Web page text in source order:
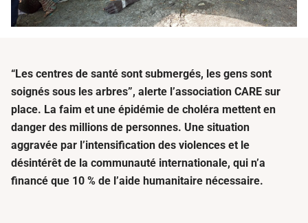
“Les centres de santé sont submergés, les gens sont
soignés sous es arbres”, alerte l’association CARE sur
place. La faim et une épidémie de choléra mettent en
danger des millions de personnes. Une situation
aggravée par l ’intensification des violences et le
désintérêt de la communauté internationale, qui n’a
financé que 10 % de l’aide humanitaire nécessaire.